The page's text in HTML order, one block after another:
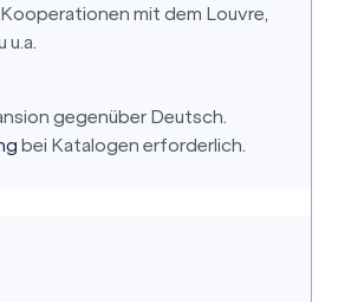
mit dem Louvre,
u.a.
gegenüber Deutsch.
bei Katalogen erforderlich.